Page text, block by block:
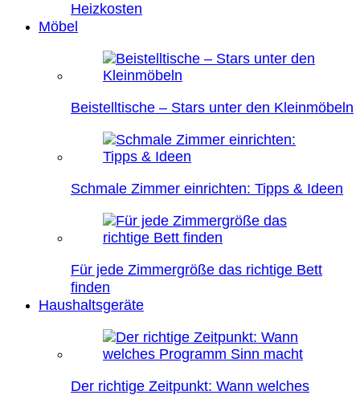
Heizkosten
Möbel
Beistelltische – Stars unter den Kleinmöbeln
Schmale Zimmer einrichten: Tipps & Ideen
Für jede Zimmergröße das richtige Bett
finden
Haushaltsgeräte
Der richtige Zeitpunkt: Wann welches